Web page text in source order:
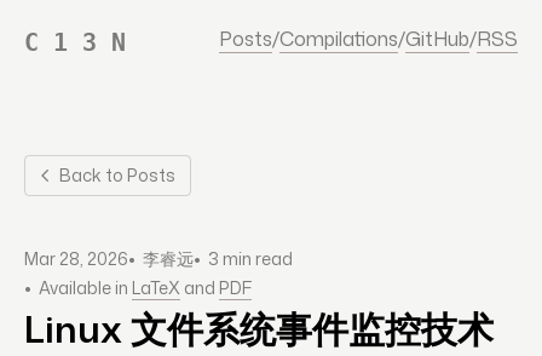
C 1 3 N Posts/Compilations/GitHub/RSS
Back to Posts
Mar 28, 2026• 李睿远• 3 min read
• Available in LaTeX and PDF
Linux 文件系统事件监控技术